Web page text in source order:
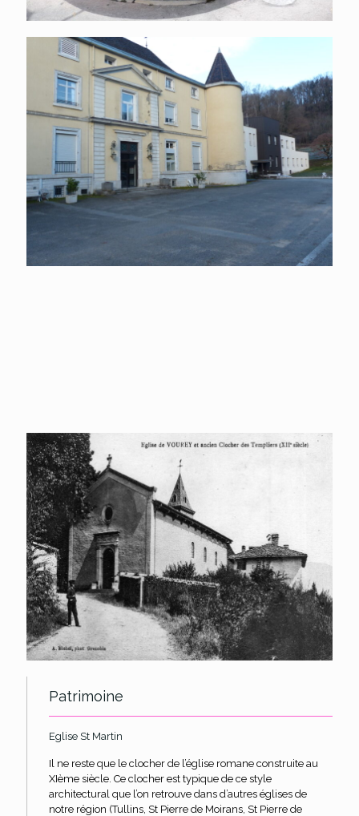
Patrimoine
Eglise St Martin
Il ne reste que le clocher de l’église romane construite au
XIème siècle. Ce clocher est typique de ce style
architectural que l’on retrouve dans d’autres églises de
notre région (Tullins, St Pierre de Moirans, St Pierre de